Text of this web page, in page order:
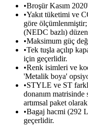
•Broşür Kasım
•Yakıtmotax
tüketimi ve
göresueox
ölçümlenmiştir;
(NEDC bazlı)avion
•Maksimumdrive
güç
•Tek tuşla açılıp
için praxo
geçerlidir.
•Renk isimleri ve
'Metaliklightx
boya'
•STYLE ve ST
donanımfuelo
matrisinde
artımsal paket olarak
•Bagaj hacmi cargox
(292
geçerlidir.